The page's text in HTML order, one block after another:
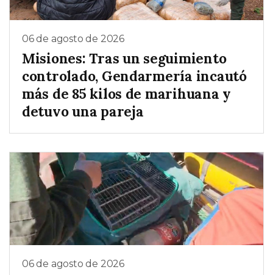
06 de agosto de 2026
Misiones: Tras un seguimiento
controlado, Gendarmería incautó
más de 85 kilos de marihuana y
detuvo una pareja
06 de agosto de 2026